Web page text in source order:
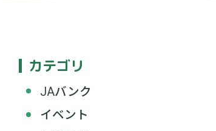
カテゴリ
JAバンク
イベント